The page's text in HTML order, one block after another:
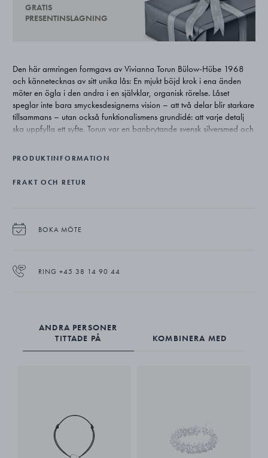
GRATIS
PRESENTINSLAGNING
Den här armringen formgavs av Vivianna Torun Bülow-Hübe 1968
och kännetecknas av sitt unika lås: En mjukt böjd krok i ena änden
möter en ögla i den andra i en självklar, organisk rörelse. Låset
speglar inte bara smyckesdesignerns vision – att två delar blir starkare
tillsammans – utan också funktionalismens grundidé: att varje detalj
ska uppfylla ett syfte. Torun var en banbrytande svensk silversmed och
och skapade några av husets mest älskade smycken, däribland
en central del av designen – något som Torun-armringen är ett utsökt
naturliga stenar kan små färgvariationer förekomma.
PRODUKTINFORMATION
FRAKT OCH RETUR
BOKA MÖTE
RING +45 38 14 90 44
ANDRA PERSONER
TITTADE PÅ
KOMBINERA MED